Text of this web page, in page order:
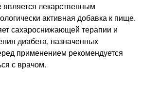
является лекарственным
активная добавка к пище.
сахароснижающей терапии и
диабета, назначенных
применением рекомендуется
с врачом.